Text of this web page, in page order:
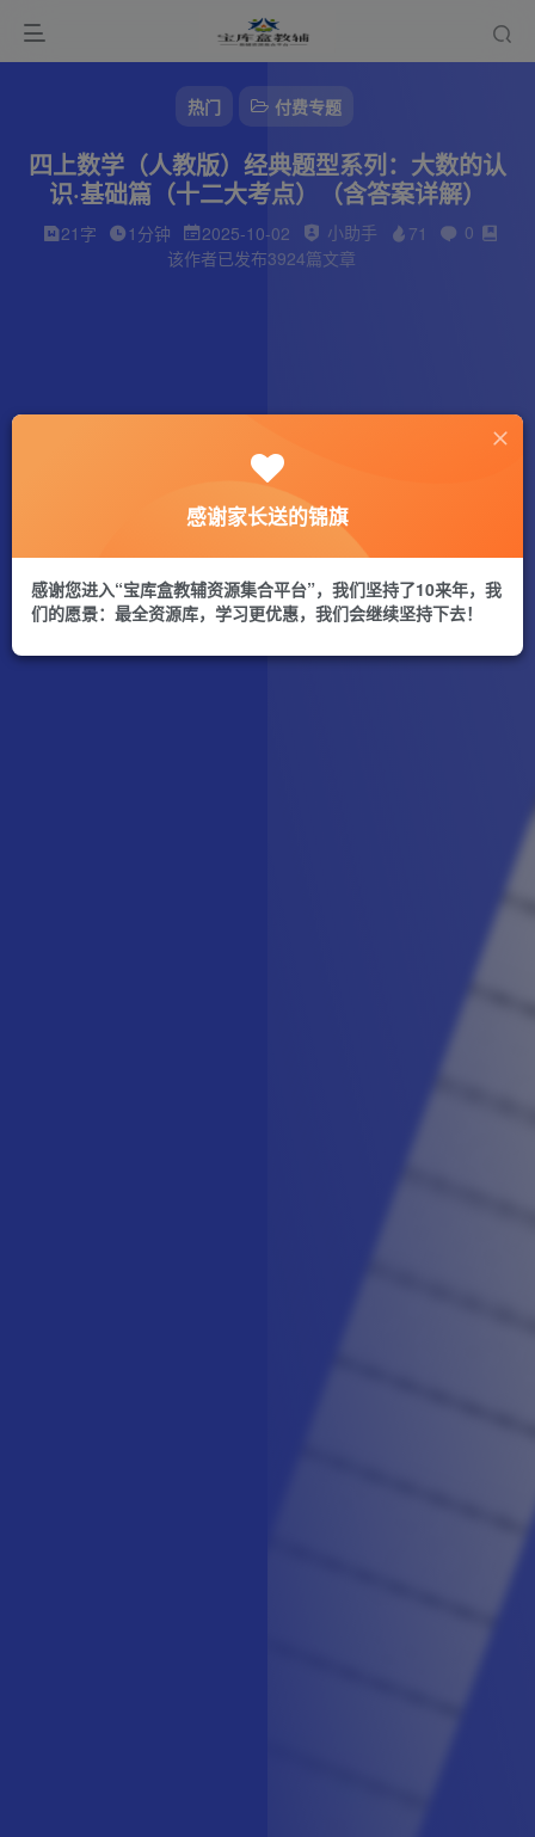
热门 付费专题
四上数学（人教版）经典题型系列：大数的认
识·基础篇（十二大考点）（含答案详解）
21字 1分钟 2025-10-02 小助手 71
0
该作者已发布3924篇文章
感谢家长送的锦旗
感谢您进入“宝库盒教辅资源集合平台”，我们坚持了10来年，我
们的愿景：最全资源库，学习更优惠，我们会继续坚持下去！